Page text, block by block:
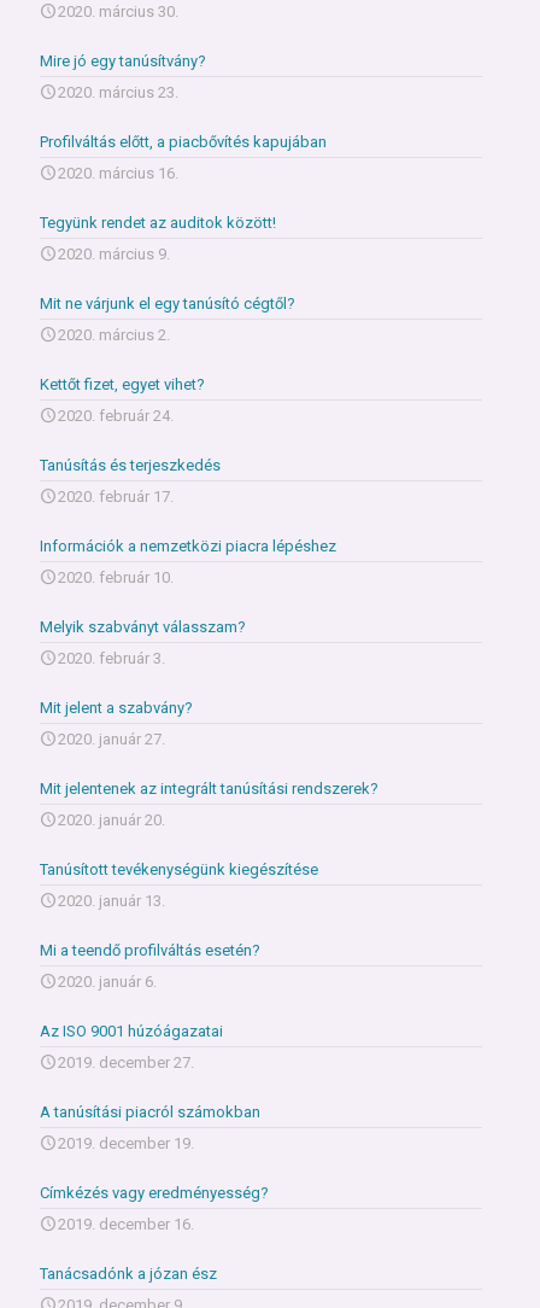
2020. március 30.
Mire jó egy tanúsítvány?
2020. március 23.
Profilváltás előtt, a piacbővítés kapujában
2020. március 16.
Tegyünk rendet az auditok között!
2020. március 9.
Mit ne várjunk el egy tanúsító cégtől?
2020. március 2.
Kettőt fizet, egyet vihet?
2020. február 24.
Tanúsítás és terjeszkedés
2020. február 17.
Információk a nemzetközi piacra lépéshez
2020. február 10.
Melyik szabványt válasszam?
2020. február 3.
Mit jelent a szabvány?
2020. január 27.
Mit jelentenek az integrált tanúsítási rendszerek?
2020. január 20.
Tanúsított tevékenységünk kiegészítése
2020. január 13.
Mi a teendő profilváltás esetén?
2020. január 6.
Az ISO 9001 húzóágazatai
2019. december 27.
A tanúsítási piacról számokban
2019. december 19.
Címkézés vagy eredményesség?
2019. december 16.
Tanácsadónk a józan ész